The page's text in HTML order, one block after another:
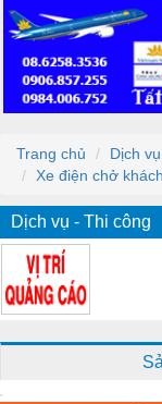
Trang chủ
Dịch
Xe điện chở
Dịch vụ - Thi công